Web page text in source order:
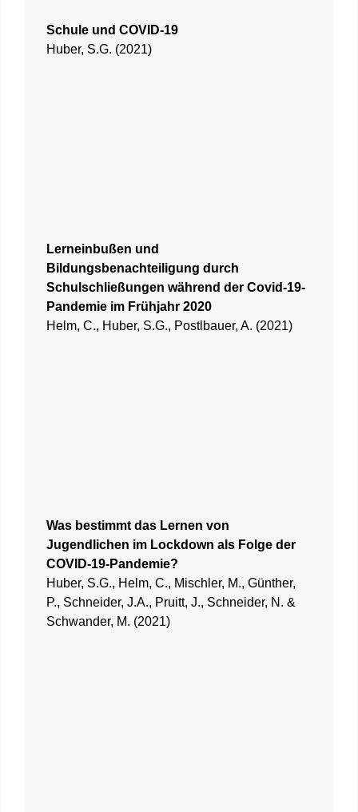
Schule und COVID-19
Huber, S.G. (2021)
Lerneinbußen und
Bildungsbenachteiligung durch
Schulschließungen während der Covid-19-
Pandemie im Frühjahr 2020
Helm, C., Huber, S.G., Postlbauer, A. (2021)
Was bestimmt das Lernen von
Jugendlichen im Lockdown als Folge der
COVID-19-Pandemie?
Huber, S.G., Helm, C., Mischler, M., Günther,
P., Schneider, J.A., Pruitt, J., Schneider, N. &
Schwander, M. (2021)